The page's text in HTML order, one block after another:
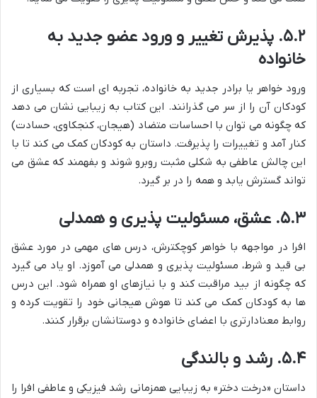
۵.۲. پذیرش تغییر و ورود عضو جدید به
خانواده
ورود خواهر یا برادر جدید به خانواده، تجربه ای است که بسیاری از
کودکان آن را از سر می گذرانند. این کتاب به زیبایی نشان می دهد
که چگونه می توان با احساسات متضاد (هیجان، کنجکاوی، حسادت)
کنار آمد و تغییرات را پذیرفت. داستان به کودکان کمک می کند تا با
این چالش عاطفی به شکلی مثبت روبرو شوند و بفهمند که عشق می
تواند گسترش یابد و همه را در بر گیرد.
۵.۳. عشق، مسئولیت پذیری و همدلی
افرا در مواجهه با خواهر کوچکترش، درس های مهمی در مورد عشق
بی قید و شرط، مسئولیت پذیری و همدلی می آموزد. او یاد می گیرد
که چگونه از بید مراقبت کند و با نیازهای او همراه شود. این درس
ها به کودکان کمک می کند تا هوش هیجانی خود را تقویت کرده و
روابط معنادارتری با اعضای خانواده و دوستانشان برقرار کنند.
۵.۴. رشد و بالندگی
داستان «درخت دختر» به زیبایی همزمانی رشد فیزیکی و عاطفی افرا را